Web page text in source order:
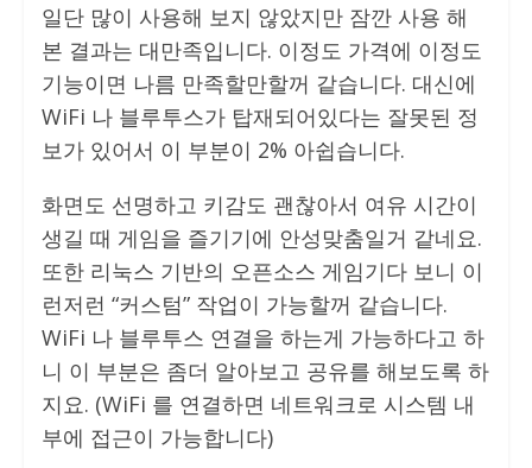
일단 많이 사용해 보지 않았지만 잠깐 사용 해
본 결과는 대만족입니다. 이정도 가격에 이정도
기능이면 나름 만족할만할꺼 같습니다. 대신에
WiFi 나 블루투스가 탑재되어있다는 잘못된 정
보가 있어서 이 부분이 2% 아쉽습니다.
화면도 선명하고 키감도 괜찮아서 여유 시간이
생길 때 게임을 즐기기에 안성맞춤일거 같네요.
또한 리눅스 기반의 오픈소스 게임기다 보니 이
런저런 “커스텀” 작업이 가능할꺼 같습니다.
WiFi 나 블루투스 연결을 하는게 가능하다고 하
니 이 부분은 좀더 알아보고 공유를 해보도록 하
지요. (WiFi 를 연결하면 네트워크로 시스템 내
부에 접근이 가능합니다)